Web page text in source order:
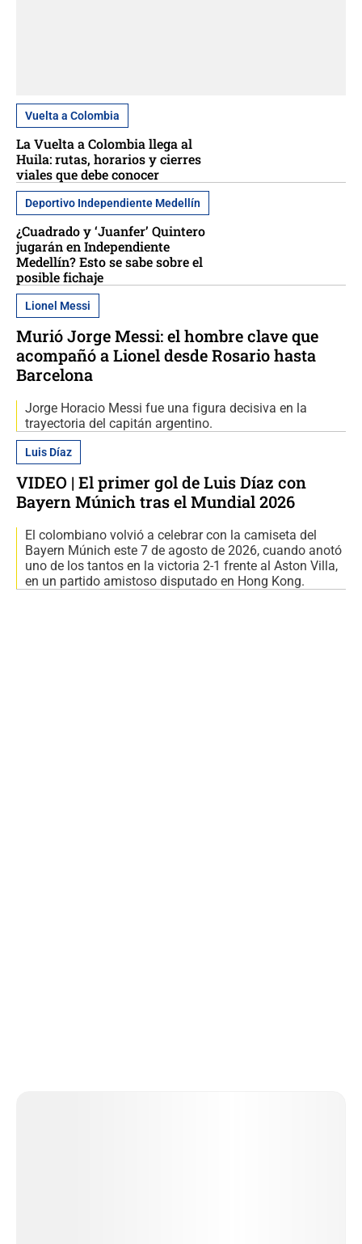
Vuelta a Colombia
La Vuelta a Colombia llega al
Huila: rutas, horarios y cierres
viales que debe conocer
Deportivo Independiente Medellín
¿Cuadrado y ‘Juanfer’ Quintero
jugarán en Independiente
Medellín? Esto se sabe sobre el
posible fichaje
Lionel Messi
Murió Jorge Messi: el hombre clave que
acompañó a Lionel desde Rosario hasta
Barcelona
Jorge Horacio Messi fue una figura decisiva en la
trayectoria del capitán argentino.
Luis Díaz
VIDEO | El primer gol de Luis Díaz con
Bayern Múnich tras el Mundial 2026
El colombiano volvió a celebrar con la camiseta del
Bayern Múnich este 7 de agosto de 2026, cuando anotó
uno de los tantos en la victoria 2-1 frente al Aston Villa,
en un partido amistoso disputado en Hong Kong.